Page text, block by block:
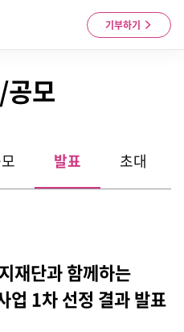
기부하기
모
발표 초대
재단과 함께하는
업 1차 선정 결과 발표